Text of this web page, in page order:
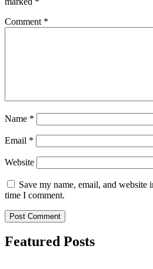
Comment *
Name *
Email *
Website
Save my name, email, and website
time I comment.
Featured Posts